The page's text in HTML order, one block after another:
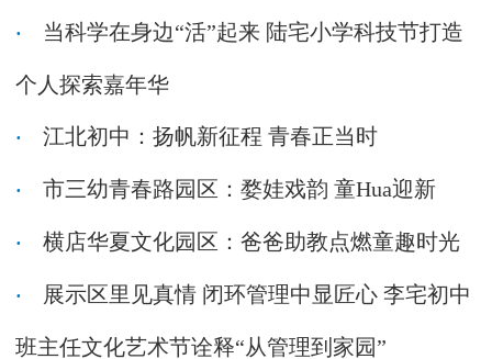
当科学在身边“活”起来 陆宅小学科技节打造
个人探索嘉年华
江北初中：扬帆新征程 青春正当时
市三幼青春路园区：婺娃戏韵 童Hua迎新
横店华夏文化园区：爸爸助教点燃童趣时光
展示区里见真情 闭环管理中显匠心 李宅初中
班主任文化艺术节诠释“从管理到家园”